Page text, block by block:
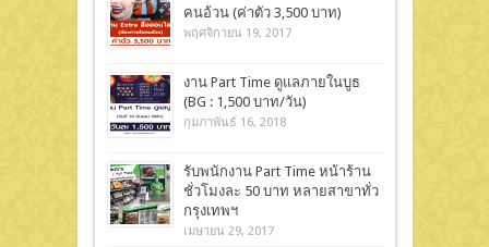
คนอ้วน (ค่าตัว 3,500 บาท)
พฤศจิกายน 19, 2017
งาน Part Time ดูแลภายในบูธ
(BG : 1,500 บาท/วัน)
กุมภาพันธ์ 16, 2018
รับพนักงาน Part Time หน้าร้าน
ชั่วโมงละ 50 บาท หลายสาขาทั่ว
กรุงเทพฯ
เมษายน 29, 2017